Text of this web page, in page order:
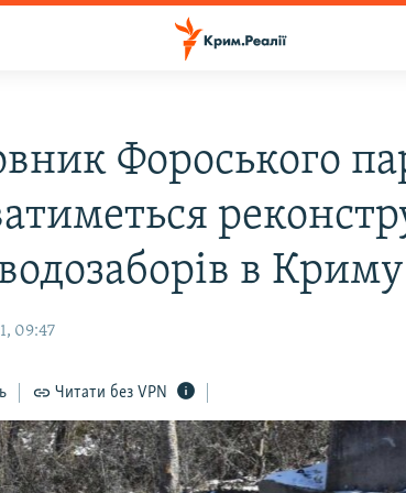
Фороського
в
09:47
Читати без VPN